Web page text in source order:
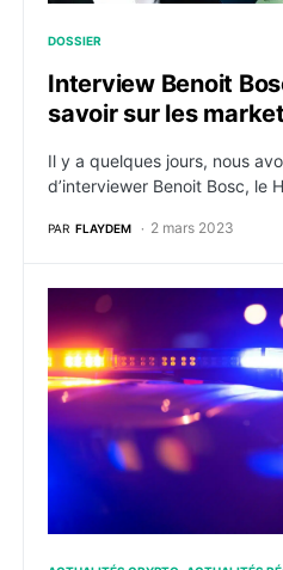
DOSSIER
Interview Benoit
savoir sur les
Il y a quelques jours, nous
d’interviewer Benoit Bosc, le
PAR FLAYDEM 2 mars 2023
Accusé de fraude, le